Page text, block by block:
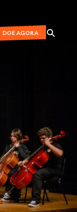
DOE AGORA